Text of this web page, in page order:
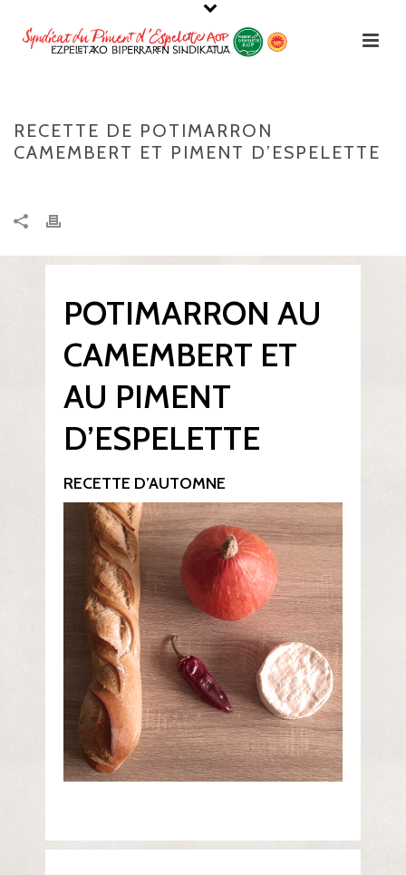
RECETTE DE POTIMARRON
CAMEMBERT ET PIMENT D’ESPELETTE
POTIMARRON AU
CAMEMBERT ET
AU PIMENT
D’ESPELETTE
RECETTE D’AUTOMNE